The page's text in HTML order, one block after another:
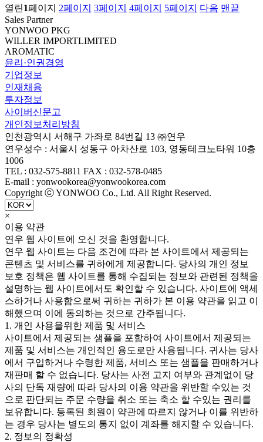
열린1페이지 2페이지 3페이지 4페이지 5페이지 다음 맨끝
Sales Partner
YONWOO PKG
WILLER IMPORTLIMITED
AROMATIC
윤리·인권경영
기업정보
인재채용
투자정보
사이버신문고
개인정보처리방침
인천광역시 서해구 가좌로 84번길 13 ㈜연우
연우성수 : 서울시 성동구 아차산로 103, 영동테크노타워 10층
1006
TEL : 032-575-8811 FAX : 032-578-0485
E-mail : yonwookorea@yonwookorea.com
Copyright ⓒ YONWOO Co., Ltd. All Right Reserved.
×
이용 약관
연우 웹 사이트에 오신 것을 환영합니다.
연우 웹 사이트는 다음 조건에 따라 본 사이트에서 제공되는
콘텐츠 및 서비스를 귀하에게 제공합니다. 당사의 개인 정보
보호 정책은 웹 사이트를 통해 수집되는 정보와 관련된 정책을
설명하는 웹 사이트에서도 확인할 수 있습니다. 사이트에 액세
스하거나 사용함으로써 귀하는 귀하가 본 이용 약관을 읽고 이
해했으며 이에 동의하는 것으로 간주됩니다.
1. 개인 사용을위한 제품 및 서비스
사이트에서 제공되는 샘플을 포함하여 사이트에서 제공되는
제품 및 서비스는 개인적인 용도로만 사용됩니다. 귀사는 당사
에서 구입하거나 수령한 제품, 서비스 또는 샘플을 판매하거나
재판매 할 수 없습니다. 당사는 사전 고지 여부와 관계없이 당
사의 단독 재량에 따라 당사의 이용 약관을 위반할 수있는 것
으로 판단되는 주문 수량을 취소 또는 축소 할 수있는 권리를
보유합니다. 등록된 회원이 약관에 따르지 않거나 이를 위반하
는 경우 당사는 별도의 통지 없이 계좌를 해지할 수 있습니다.
2. 정보의 정확성